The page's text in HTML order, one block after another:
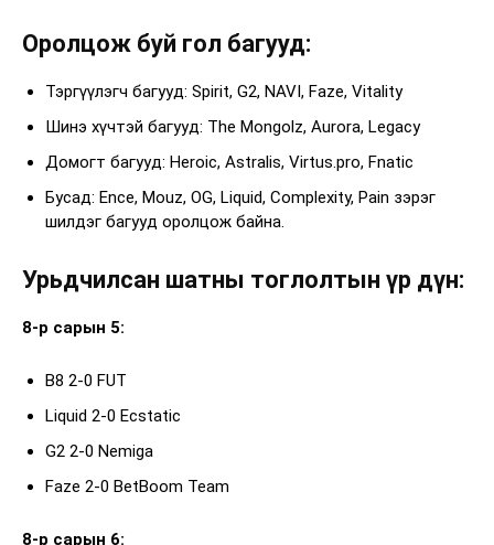
Оролцож буй гол багууд:
Тэргүүлэгч багууд: Spirit, G2, NAVI, Faze, Vitality
Шинэ хүчтэй багууд: The Mongolz, Aurora, Legacy
Домогт багууд: Heroic, Astralis, Virtus.pro, Fnatic
Бусад: Ence, Mouz, OG, Liquid, Complexity, Pain зэрэг
шилдэг багууд оролцож байна.
Урьдчилсан шатны тоглолтын үр дүн:
8-р сарын 5:
B8 2-0 FUT
Liquid 2-0 Ecstatic
G2 2-0 Nemiga
Faze 2-0 BetBoom Team
8-р сарын 6: